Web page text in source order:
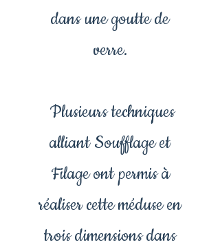
dans une goutte de
verre.
Plusieurs techniques
alliant Soufflage et
Filage ont permis à
réaliser cette méduse en
trois dimensions dans